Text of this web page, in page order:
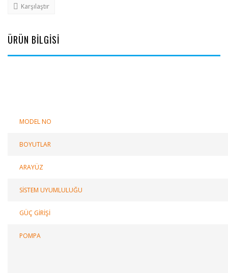
Karşılaştır
ÜRÜN BİLGİSİ
MODEL NO
BOYUTLAR
ARAYÜZ
SİSTEM UYUMLULUĞU
GÜÇ GİRİŞİ
POMPA